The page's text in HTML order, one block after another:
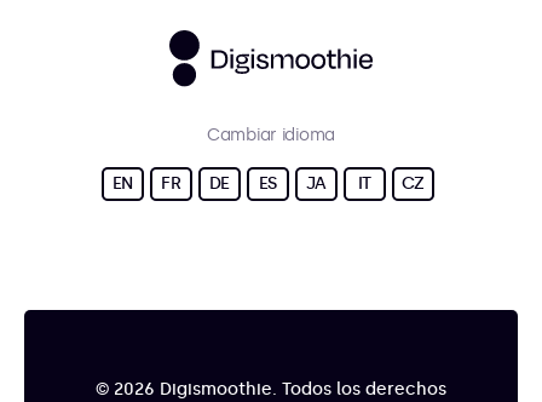
Cambiar idioma
EN FR DE ES JA IT CZ
© 2026 Digismoothie. Todos los derechos